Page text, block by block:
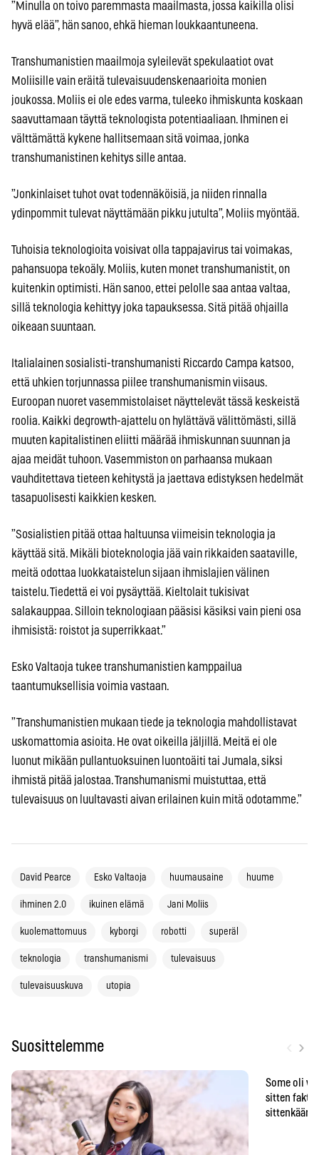
”Minulla on toivo paremmasta maailmasta, jossa kaikilla olisi
hyvä elää”, hän sanoo, ehkä hieman loukkaantuneena.
Transhumanistien maailmoja syleilevät spekulaatiot ovat
Moliisille vain eräitä tulevaisuudenskenaarioita monien
joukossa. Moliis ei ole edes varma, tuleeko ihmiskunta koskaan
saavuttamaan täyttä teknologista potentiaaliaan. Ihminen ei
välttämättä kykene hallitsemaan sitä voimaa, jonka
transhumanistinen kehitys sille antaa.
”Jonkinlaiset tuhot ovat todennäköisiä, ja niiden rinnalla
ydinpommit tulevat näyttämään pikku jutulta”, Moliis myöntää.
Tuhoisia teknologioita voisivat olla tappajavirus tai voimakas,
pahansuopa tekoäly. Moliis, kuten monet transhumanistit, on
kuitenkin optimisti. Hän sanoo, ettei pelolle saa antaa valtaa,
sillä teknologia kehittyy joka tapauksessa. Sitä pitää ohjailla
oikeaan suuntaan.
Italialainen sosialisti-transhumanisti Riccardo Campa katsoo,
että uhkien torjunnassa piilee transhumanismin viisaus.
Euroopan nuoret vasemmistolaiset näyttelevät tässä keskeistä
roolia. Kaikki degrowth-ajattelu on hylättävä välittömästi, sillä
muuten kapitalistinen eliitti määrää ihmiskunnan suunnan ja
ajaa meidät tuhoon. Vasemmiston on parhaansa mukaan
vauhditettava tieteen kehitystä ja jaettava edistyksen hedelmät
tasapuolisesti kaikkien kesken.
”Sosialistien pitää ottaa haltuunsa viimeisin teknologia ja
käyttää sitä. Mikäli bioteknologia jää vain rikkaiden saataville,
meitä odottaa luokkataistelun sijaan ihmislajien välinen
taistelu. Tiedettä ei voi pysäyttää. Kieltolait tukisivat
salakauppaa. Silloin teknologiaan pääsisi käsiksi vain pieni osa
ihmisistä: roistot ja superrikkaat.”
Esko Valtaoja tukee transhumanistien kamppailua
taantumuksellisia voimia vastaan.
”Transhumanistien mukaan tiede ja teknologia mahdollistavat
uskomattomia asioita. He ovat oikeilla jäljillä. Meitä ei ole
luonut mikään pullantuoksuinen luontoäiti tai Jumala, siksi
ihmistä pitää jalostaa. Transhumanismi muistuttaa, että
tulevaisuus on luultavasti aivan erilainen kuin mitä odotamme.”
David Pearce Esko Valtaoja huumausaine huume
ihminen 2.0 ikuinen elämä Jani Moliis
kuolemattomuus kyborgi robotti superäl
teknologia transhumanismi tulevaisuus
tulevaisuuskuva utopia
Suosittelemme ›
Some oli
sitten
sittenkään